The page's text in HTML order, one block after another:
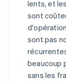
lents, et
sont
sont pas
beaucoup
sans les